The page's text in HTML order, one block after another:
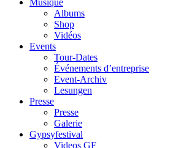
Musique
Albums
Shop
Vidéos
Events
Tour-Dates
Événements d’entreprise
Event-Archiv
Lesungen
Presse
Presse
Galerie
Gypsyfestival
Videos GF